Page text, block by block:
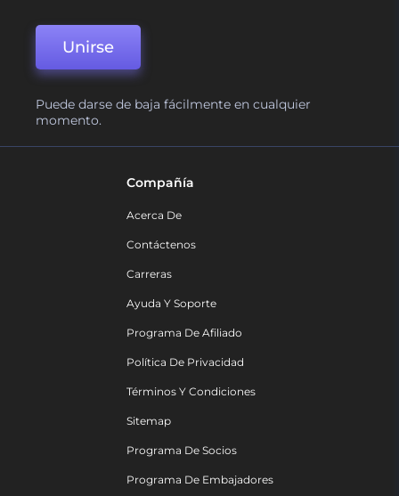
Unirse
Puede darse de baja fácilmente en cualquier
momento.
Compañía
Acerca De
Contáctenos
Carreras
Ayuda Y Soporte
Programa De Afiliado
Política De Privacidad
Términos Y Condiciones
Sitemap
Programa De Socios
Programa De Embajadores